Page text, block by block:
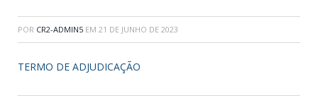
POR CR2-ADMIN5 EM 21 DE JUNHO DE 2023
TERMO DE ADJUDICAÇÃO